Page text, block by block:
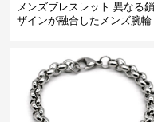
メンズブレスレット 異なる
ザインが融合したメンズ腕輪